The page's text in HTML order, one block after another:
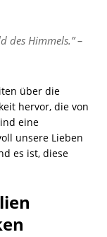
des Himmels.” –
über die
hervor, die von
eine
unsere Lieben
es ist, diese